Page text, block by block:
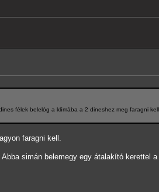
félek belelóg a klímába a 2 dineshez meg faragni
faragni kell.
simán belemegy egy átalakító kerettel a